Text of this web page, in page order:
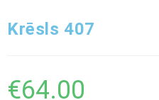
Krēsls 407
€64.00